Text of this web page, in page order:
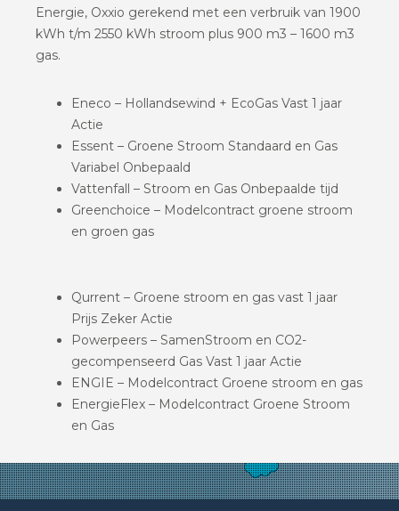
Energie, Oxxio gerekend met een verbruik van 1900
kWh t/m 2550 kWh stroom plus 900 m3 – 1600 m3
gas.
Eneco – Hollandsewind + EcoGas Vast 1 jaar
Actie
Essent – Groene Stroom Standaard en Gas
Variabel Onbepaald
Vattenfall – Stroom en Gas Onbepaalde tijd
Greenchoice – Modelcontract groene stroom
en groen gas
Qurrent – Groene stroom en gas vast 1 jaar
Prijs Zeker Actie
Powerpeers – SamenStroom en CO2-
gecompenseerd Gas Vast 1 jaar Actie
ENGIE – Modelcontract Groene stroom en gas
EnergieFlex – Modelcontract Groene Stroom
en Gas